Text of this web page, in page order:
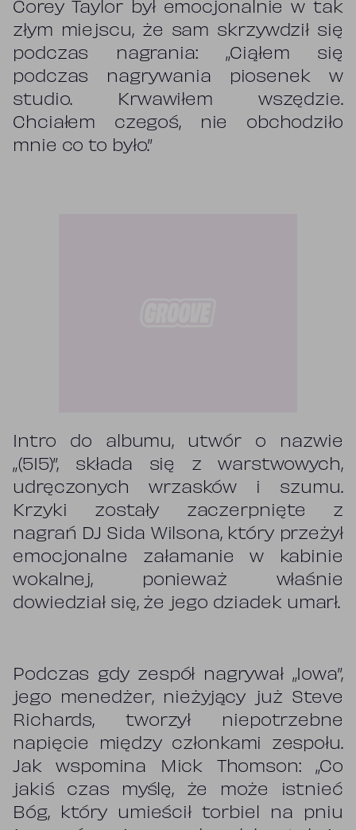
Corey Taylor był emocjonalnie w tak
złym miejscu, że sam skrzywdził się
podczas nagrania: „Ciąłem się
podczas nagrywania piosenek w
studio. Krwawiłem wszędzie.
Chciałem czegoś, nie obchodziło
mnie co to było.”
Intro do albumu, utwór o nazwie
„(515)”, składa się z warstwowych,
udręczonych wrzasków i szumu.
Krzyki zostały zaczerpnięte z
nagrań DJ Sida Wilsona, który przeżył
emocjonalne załamanie w kabinie
wokalnej, ponieważ właśnie
dowiedział się, że jego dziadek umarł.
Podczas gdy zespół nagrywał „Iowa”,
jego menedżer, nieżyjący już Steve
Richards, tworzył niepotrzebne
napięcie między członkami zespołu.
Jak wspomina Mick Thomson: „Co
jakiś czas myślę, że może istnieć
Bóg, który umieścił torbiel na pniu